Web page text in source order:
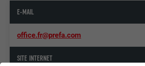
E-MAIL
office.fr@prefa.com
SITE INTERNET